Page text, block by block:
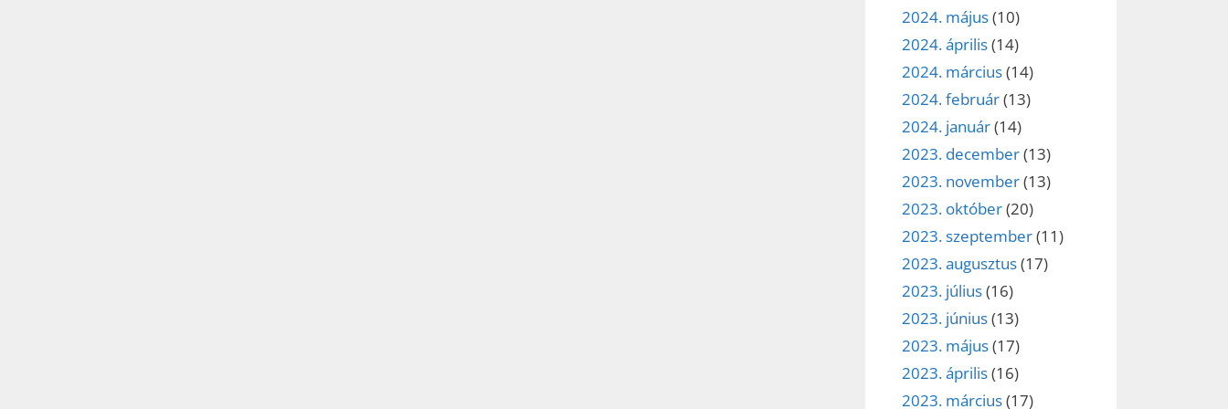
2024. május(10)
2024. április(14)
2024. március(14)
2024. február(13)
2024. január(14)
2023. december(13)
2023. november(13)
2023. október(20)
2023. szeptember(11)
2023. augusztus(17)
2023. július(16)
2023. június(13)
2023. május(17)
2023. április(16)
2023. március(17)